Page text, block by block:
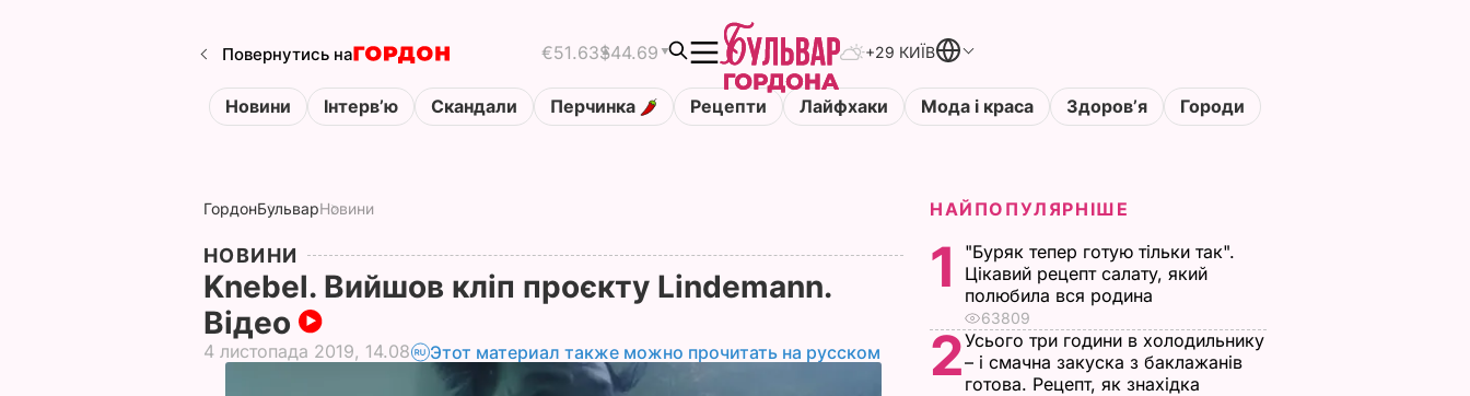
Повернутись на €51.63$44.69 +29 КИЇВ
Новини Інтервʼю Скандали Перчинка Рецепти Лайфхаки Мода і краса Здоровʼя Городи
ГордонБульварНовини
НОВИНИ
Knebel. Вийшов кліп проєкту Lindemann.
Відео
4 листопада 2019, 14.08 Этот материал также можно прочитать на русском
НАЙПОПУЛЯРНІШЕ
1
"Буряк тепер готую тільки так".
Цікавий рецепт салату, який
полюбила вся родина
63809
2Усього три години в холодильнику
– і смачна закуска з баклажанів
готова. Рецепт, як знахідка